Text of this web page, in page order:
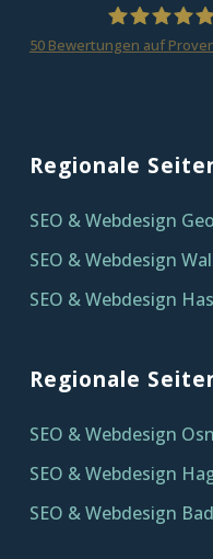
50Bewertungen auf
Regionale
SEO & Webdesign
SEO & Webdesign
SEO & Webdesign
Regionale
SEO & Webdesign
SEO & Webdesign
SEO & Webdesign